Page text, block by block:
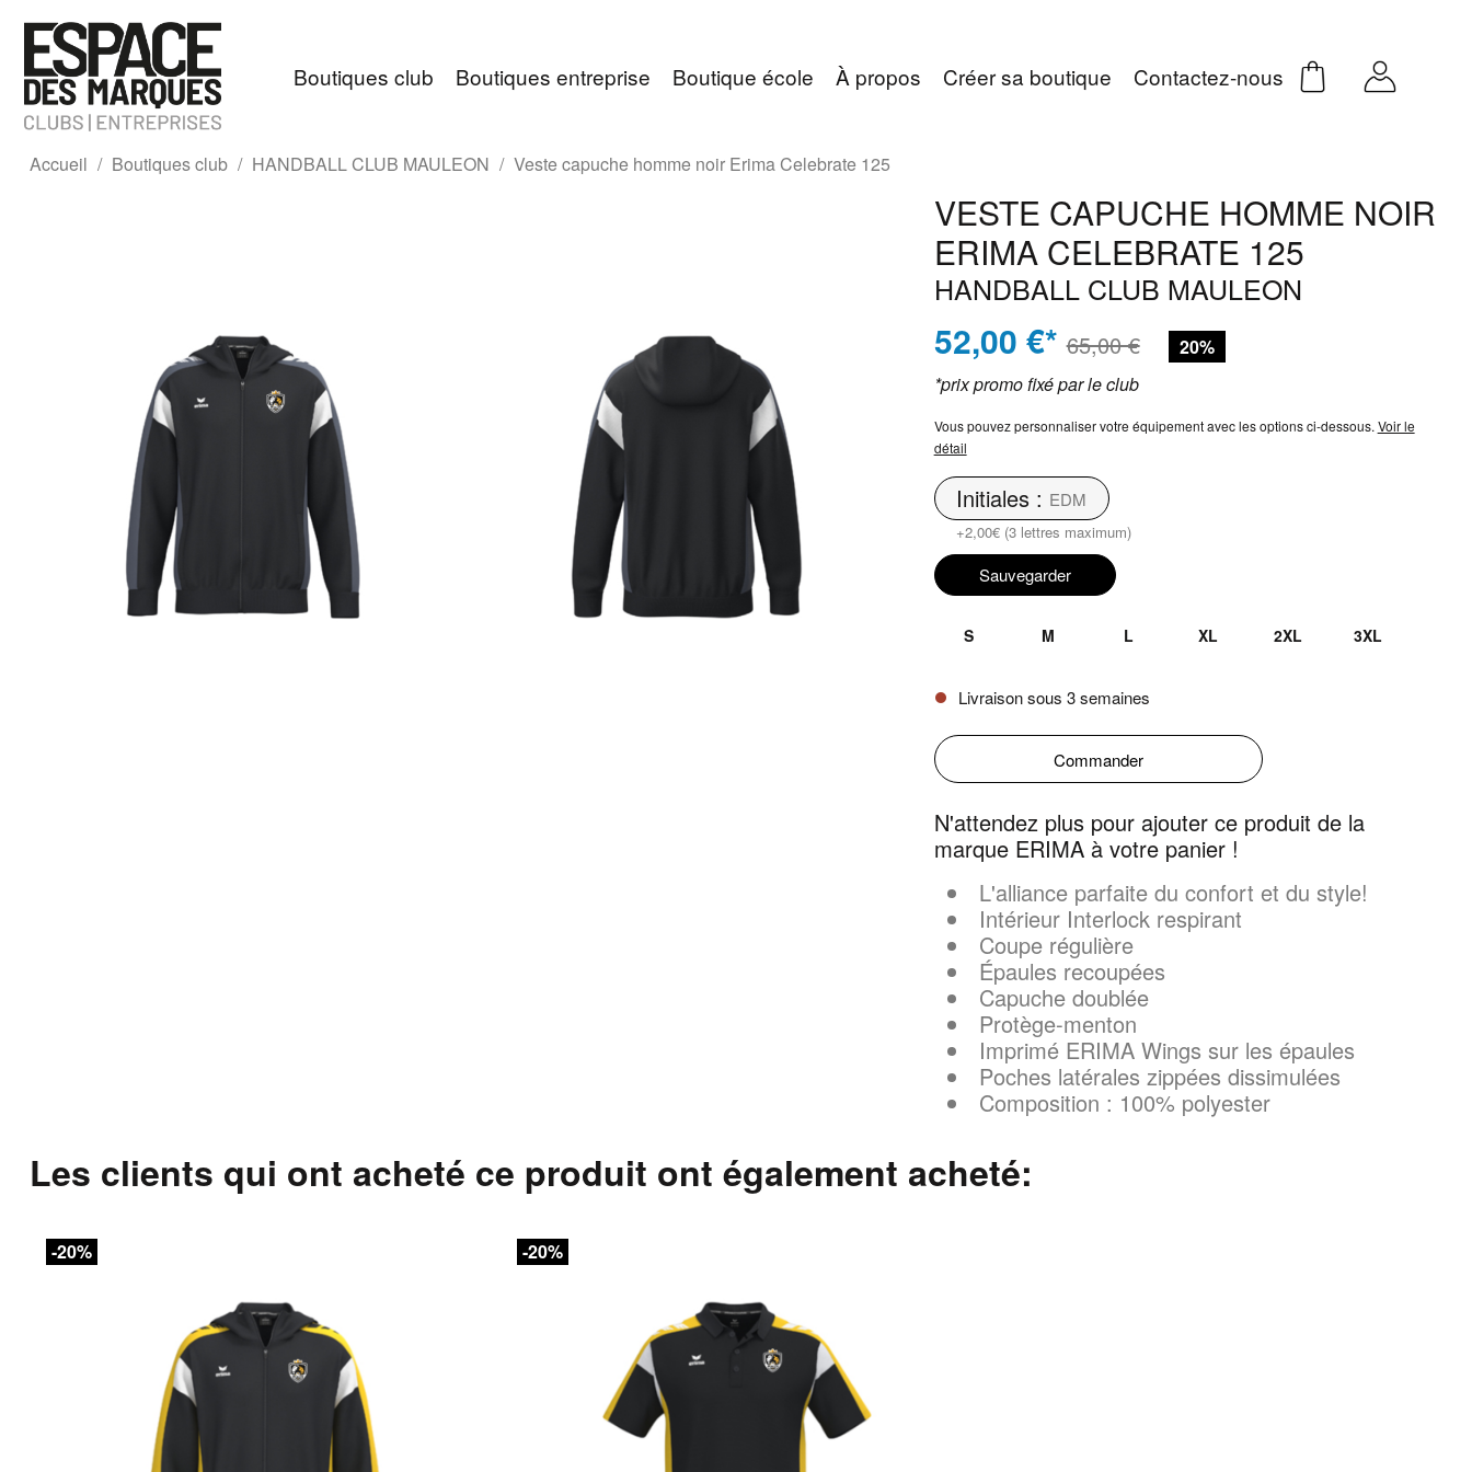
Boutiques club Boutiques entreprise Boutique école À propos Créer sa boutique Contactez-nous
Accueil Boutiques club HANDBALL CLUB MAULEON Veste capuche homme noir Erima Celebrate 125
VESTE CAPUCHE HOMME NOIR
ERIMA CELEBRATE 125
HANDBALL CLUB MAULEON
52,00 €*65,00 €
20%
*prix promo fixé par le club
Vous pouvez personnaliser votre équipement avec les options ci-dessous. Voir le
détail
Initiales :
+2,00€ (3 lettres maximum)
Sauvegarder
S M L XL 2XL 3XL
 Livraison sous 3 semaines
Commander
N'attendez plus pour ajouter ce produit de la
marque ERIMA à votre panier !
L'alliance parfaite du confort et du style!
Intérieur Interlock respirant
Coupe régulière
Épaules recoupées
Capuche doublée
Protège-menton
Imprimé ERIMA Wings sur les épaules
Poches latérales zippées dissimulées
Composition : 100% polyester
Les clients qui ont acheté ce produit ont également acheté:
-20% -20%